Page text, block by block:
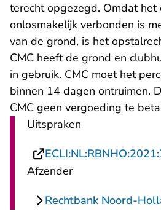
terecht opgezegd. Omdat het
onlosmakelijk verbonden is
van de grond, is het
CMC heeft de grond en
in gebruik. CMC moet het
binnen 14 dagen ontruimen.
CMC geen vergoeding te
Uitspraken
Afzender
Rechtbank Noord-